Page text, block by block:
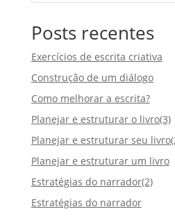
Posts recentes
Exercícios de escrita criativa
Construção de um diálogo
Como melhorar a escrita?
Planejar e estruturar o livro(3)
Planejar e estruturar seu
Planejar e estruturar um livro
Estratégias do narrador(2)
Estratégias do narrador